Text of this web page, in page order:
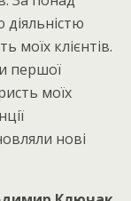
моїх клієнтів.
першої
моїх
нові